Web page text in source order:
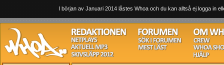
I början av Januari 2014 låstes Whoa och du kan alltså ej logga in